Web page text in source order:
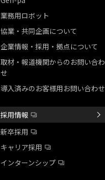
業務用ロボット
協業・共同企画について
企業情報・採用・拠点について
取材・報道機関からのお問い合わ
せ
導入済みのお客様用お問い合わせ
採用情報
新卒採用
キャリア採用
インターンシップ